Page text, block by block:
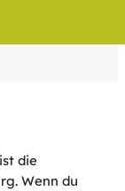
die
Wenn du